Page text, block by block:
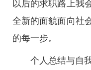
以后的求职路上我
全新的面貌面向社
的每一步。
个人总结与自